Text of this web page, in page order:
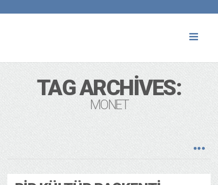
TAG ARCHIVES:
MONET